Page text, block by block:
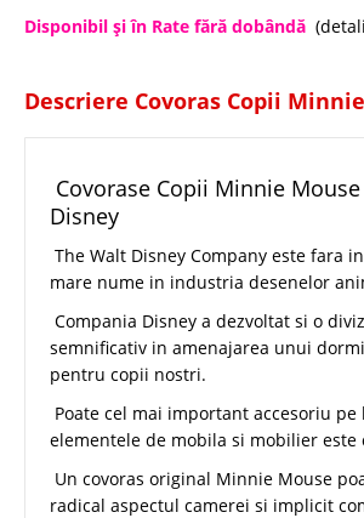
Disponibil şi în Rate fără dobândă
Descriere Covoras Copii
Covorase Copii Minnie
Disney
The Walt Disney Company este fara
mare nume in industria desenelor
Compania Disney a dezvoltat si o
semnificativ in amenajarea unui
pentru copii nostri.
Poate cel mai important accesoriu pe
elementele de mobila si mobilier este
Un covoras original Minnie Mouse
radical aspectul camerei si implicit